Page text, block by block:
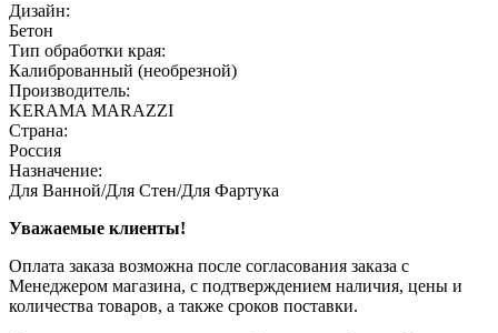
Дизайн:
Бетон
Тип обработки края:
Калиброванный (необрезной)
Производитель:
KERAMA MARAZZI
Страна:
Россия
Назначение:
Для Ванной/Для Стен/Для Фартука
Уважаемые клиенты!
Оплата заказа возможна после согласования заказа с
Менеджером магазина, с подтверждением наличия, цены и
количества товаров, а также сроков поставки.